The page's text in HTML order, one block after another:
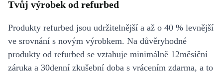
Tvůj výrobek od refurbed
Produkty refurbed jsou udržitelnější a až o 40 % levnější
ve srovnání s novým výrobkem. Na důvěryhodné
produkty od refurbed se vztahuje minimálně 12měsíční
záruka a 30denní zkušební doba s vrácením zdarma, a to